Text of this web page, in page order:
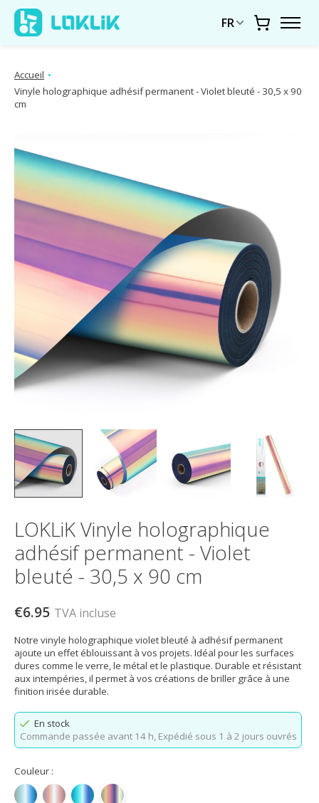
FR Chariot
Accueil •
Vinyle holographique adhésif permanent - Violet bleuté - 30,5 x 90
cm
LOKLiK Vinyle holographique
adhésif permanent - Violet
bleuté - 30,5 x 90 cm
€6.95 TVA incluse
Notre vinyle holographique violet bleuté à adhésif permanent
ajoute un effet éblouissant à vos projets. Idéal pour les surfaces
dures comme le verre, le métal et le plastique. Durable et résistant
aux intempéries, il permet à vos créations de briller grâce à une
finition irisée durable.
En stock
Commande passée avant 14 h, Expédié sous 1 à 2 jours ouvrés
Couleur :
Argent irisé holographique
Rose holographique
Bleu aqua holographique
Violet bleuté holographique